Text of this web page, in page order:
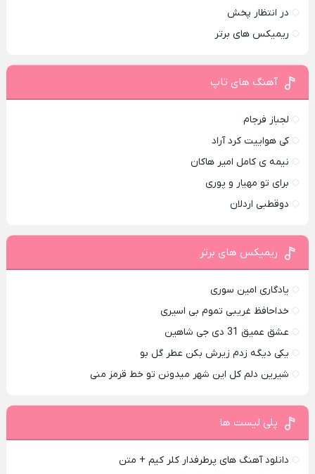
در انتظار پخش
ریمیکس های برتر
آهنگ های تاپ
لجباز فرجام
کی هواییت کرد آراد
نیمه ی کامل امیر هاکان
برای تو مهیار و پوری
دوقطبی اردلان
ریمیکس های برتر
یادگاری امین سوری
خداحافظ غریبی تموم بی اسیری
عشق عمیق 31 دی جی شاهین
یکی دیگه زدم زیرش بکن عطر گل بو
شیرین دلم کل این شهر میدونن تو خط قرمز منی
پلی لیست ها
دانلود آهنگ های پرطرفدار کلر کیم + متن